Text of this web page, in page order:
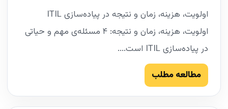
اولویت، هزینه، زمان و نتیجه در پیاده‌سازی ITIL
اولویت، هزینه، زمان و نتیجه: ۴ مسئله‌ی مهم و حیاتی
در پیاده‌سازی ITIL است....
مطالعه مطلب